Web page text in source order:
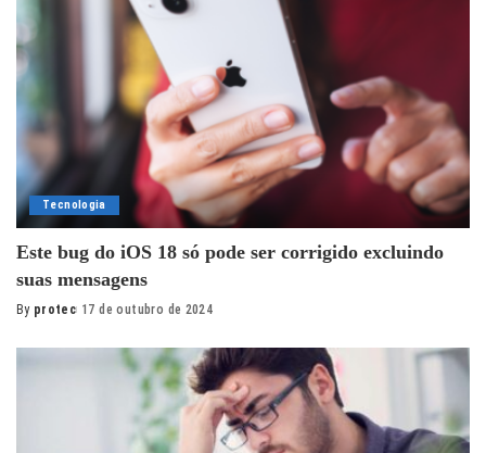
Tecnologia
Este bug do iOS 18 só pode ser corrigido excluindo
suas mensagens
Posted
By protec 17 de outubro de 2024